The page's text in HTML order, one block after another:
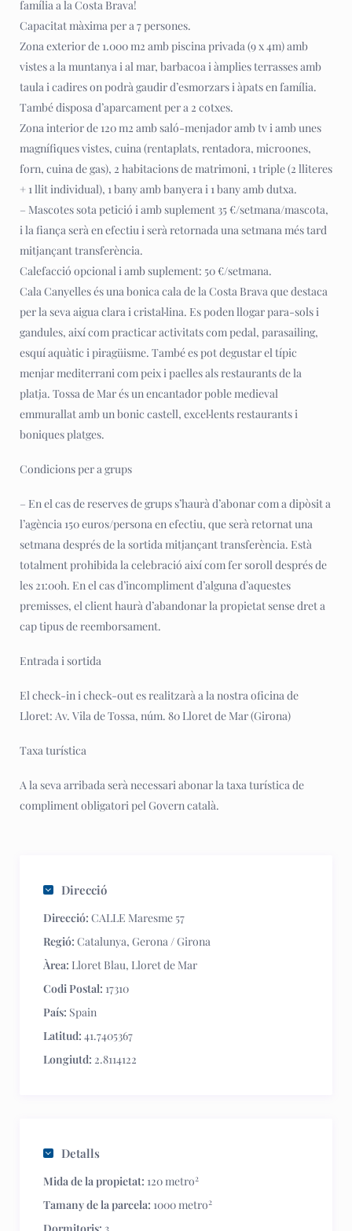
família a la Costa Brava!
Capacitat màxima per a 7 persones.
Zona exterior de 1.000 m2 amb piscina privada (9 x 4m) amb
vistes a la muntanya i al mar, barbacoa i àmplies terrasses amb
taula i cadires on podrà gaudir d’esmorzars i àpats en família.
També disposa d’aparcament per a 2 cotxes.
Zona interior de 120 m2 amb saló-menjador amb tv i amb unes
magnífiques vistes, cuina (rentaplats, rentadora, microones,
forn, cuina de gas), 2 habitacions de matrimoni, 1 triple (2 lliteres
+ 1 llit individual), 1 bany amb banyera i 1 bany amb dutxa.
– Mascotes sota petició i amb suplement 35 €/setmana/mascota,
i la fiança serà en efectiu i serà retornada una setmana més tard
mitjançant transferència.
Calefacció opcional i amb suplement: 50 €/setmana.
Cala Canyelles és una bonica cala de la Costa Brava que destaca
per la seva aigua clara i cristal·lina. Es poden llogar para-sols i
gandules, així com practicar activitats com pedal, parasailing,
esquí aquàtic i piragüisme. També es pot degustar el típic
menjar mediterrani com peix i paelles als restaurants de la
platja. Tossa de Mar és un encantador poble medieval
emmurallat amb un bonic castell, excel·lents restaurants i
boniques platges.
Condicions per a grups
– En el cas de reserves de grups s’haurà d’abonar com a dipòsit a
l’agència 150 euros/persona en efectiu, que serà retornat una
setmana després de la sortida mitjançant transferència. Està
totalment prohibida la celebració així com fer soroll després de
les 21:00h. En el cas d’incompliment d’alguna d’aquestes
premisses, el client haurà d’abandonar la propietat sense dret a
cap tipus de reemborsament.
Entrada i sortida
El check-in i check-out es realitzarà a la nostra oficina de
Lloret: Av. Vila de Tossa, núm. 80 Lloret de Mar (Girona)
Taxa turística
A la seva arribada serà necessari abonar la taxa turística de
compliment obligatori pel Govern català.
Direcció
Direcció: CALLE Maresme 57
Regió: Catalunya, Gerona / Girona
Àrea: Lloret Blau, Lloret de Mar
Codi Postal: 17310
País: Spain
Latitud: 41.7405367
Longiutd: 2.8114122
Detalls
Mida de la propietat: 120 metro2
Tamany de la parcela: 1000 metro2